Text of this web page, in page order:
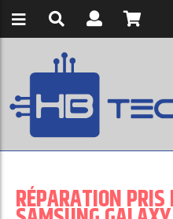
RÉPARATION PRIS